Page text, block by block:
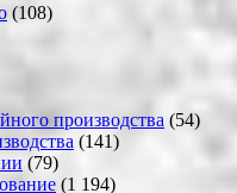
(108)
производства (54)
(141)
(79)
(1 194)